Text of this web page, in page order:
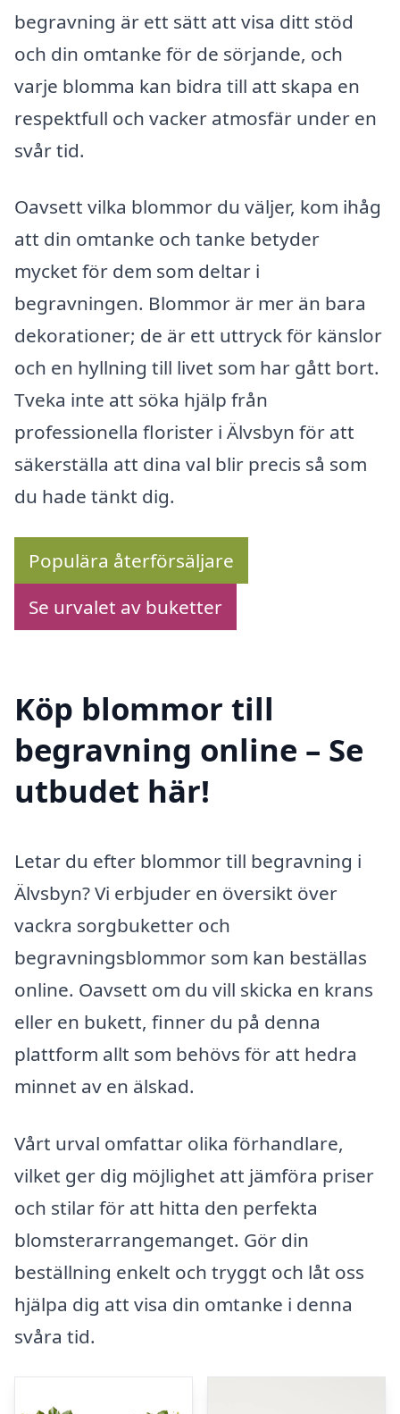
begravning är ett sätt att visa ditt stöd
och din omtanke för de sörjande, och
varje blomma kan bidra till att skapa en
respektfull och vacker atmosfär under en
svår tid.
Oavsett vilka blommor du väljer, kom ihåg
att din omtanke och tanke betyder
mycket för dem som deltar i
begravningen. Blommor är mer än bara
dekorationer; de är ett uttryck för känslor
och en hyllning till livet som har gått bort.
Tveka inte att söka hjälp från
professionella florister i Älvsbyn för att
säkerställa att dina val blir precis så som
du hade tänkt dig.
Populära återförsäljare
Se urvalet av buketter
Köp blommor till
begravning online – Se
utbudet här!
Letar du efter blommor till begravning i
Älvsbyn? Vi erbjuder en översikt över
vackra sorgbuketter och
begravningsblommor som kan beställas
online. Oavsett om du vill skicka en krans
eller en bukett, finner du på denna
plattform allt som behövs för att hedra
minnet av en älskad.
Vårt urval omfattar olika förhandlare,
vilket ger dig möjlighet att jämföra priser
och stilar för att hitta den perfekta
blomsterarrangemanget. Gör din
beställning enkelt och tryggt och låt oss
hjälpa dig att visa din omtanke i denna
svåra tid.